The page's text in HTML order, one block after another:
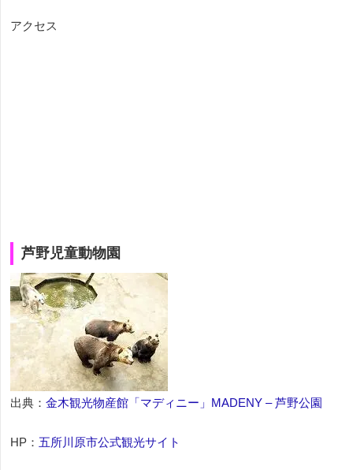
アクセス
芦野児童動物園
出典： 金木観光物産館「マディニー」MADENY – 芦野公園
HP： 五所川原市公式観光サイト